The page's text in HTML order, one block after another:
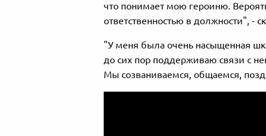
что понимает мою героиню.
ответственностью в должности", -
"У меня была очень насыщенная
до сих пор поддерживаю связи с
Мы созваниваемся, общаемся,